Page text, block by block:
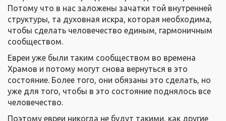
Потому что в нас заложены зачатки той внутренней
структуры, та духовная искра, которая необходима,
чтобы сделать человечество единым, гармоничным
сообществом.
Евреи уже были таким сообществом во времена
Храмов и потому могут снова вернуться в это
состояние. Более того, они обязаны это сделать, но
уже для того, чтобы в это состояние поднялось все
человечество.
Поэтому евреи никогда не будут такими, как другие